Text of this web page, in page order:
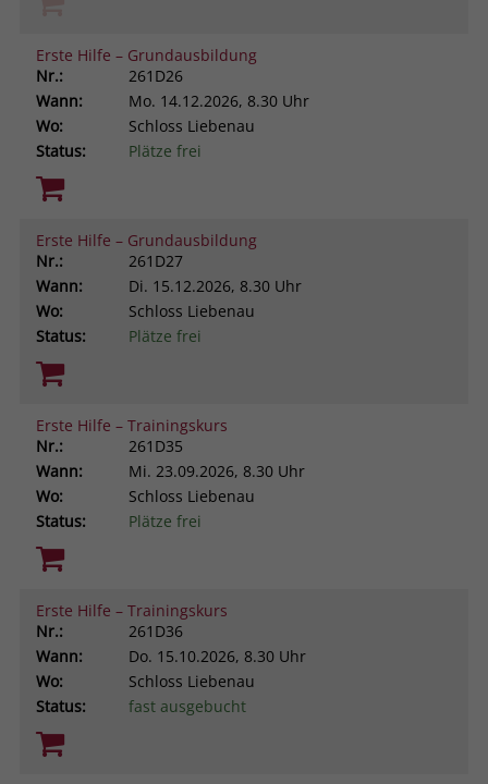
Erste Hilfe – Grundausbildung
Nr.:
261D26
Wann:
Mo. 14.12.2026, 8.30 Uhr
Wo:
Schloss Liebenau
Status:
Plätze frei
Erste Hilfe – Grundausbildung
Nr.:
261D27
Wann:
Di. 15.12.2026, 8.30 Uhr
Wo:
Schloss Liebenau
Status:
Plätze frei
Erste Hilfe – Trainingskurs
Nr.:
261D35
Wann:
Mi. 23.09.2026, 8.30 Uhr
Wo:
Schloss Liebenau
Status:
Plätze frei
Erste Hilfe – Trainingskurs
Nr.:
261D36
Wann:
Do. 15.10.2026, 8.30 Uhr
Wo:
Schloss Liebenau
Status:
fast ausgebucht